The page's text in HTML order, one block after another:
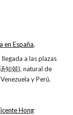
a las plazas
知兢), natural de
y Perú.
en España,
Hong